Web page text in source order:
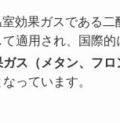
室効果ガスである
適用され、国際
ス（メタン、フロ
っています。